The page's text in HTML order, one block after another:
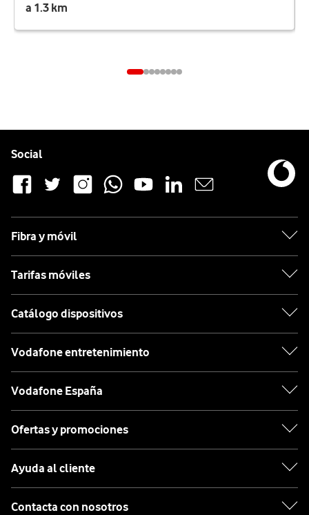
a 1.3 km
Social
Fibra y móvil
Tarifas móviles
Catálogo dispositivos
Vodafone entretenimiento
Vodafone España
Ofertas y promociones
Ayuda al cliente
Contacta con nosotros